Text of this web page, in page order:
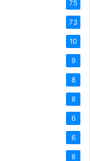
75
73
10
9
8
8
6
6
6